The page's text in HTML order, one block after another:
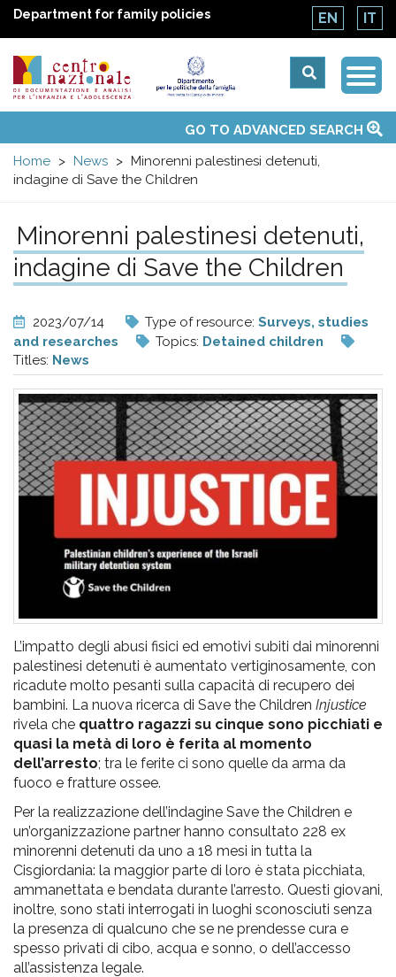
Department for family policies EN IT
Centro
nazionale
di
Documentazione
e
analisi
pr
l'infanzia
e
l'adolescenza
menuTopics
Activities
UN Convention
National ObservatoriesGO TO ADVANCED SEARCH
Home
News
Minorenni palestinesi detenuti,
indagine di Save the Children
Minorenni palestinesi detenuti,
indagine di Save the Children
2023/07/14 Type of resource: Surveys, studies
and researches
Topics: Detained children
Titles: News
L’impatto degli abusi fisici ed emotivi subiti dai minorenni
palestinesi detenuti è aumentato vertiginosamente, con
ricadute molto pesanti sulla capacità di recupero dei
bambini. La nuova ricerca di Save the Children Injustice
rivela che quattro ragazzi su cinque sono picchiati e
quasi la metà di loro è ferita al momento
dell’arresto; tra le ferite ci sono quelle da arma da
fuoco e fratture ossee.
Per la realizzazione dell’indagine Save the Children e
un’organizzazione partner hanno consultato 228 ex
minorenni detenuti da uno a 18 mesi in tutta la
Cisgiordania: la maggior parte di loro è stata picchiata,
ammanettata e bendata durante l’arresto. Questi giovani,
inoltre, sono stati interrogati in luoghi sconosciuti senza
la presenza di qualcuno che se ne prendesse cura e
spesso privati di cibo, acqua e sonno, o dell’accesso
all’assistenza legale.